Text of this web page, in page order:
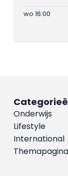
wo 16:00
Onderwijs
Lifestyle
International